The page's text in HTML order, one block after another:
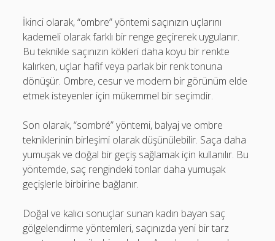
İkinci olarak, “ombre” yöntemi saçınızın uçlarını
kademeli olarak farklı bir renge geçirerek uygulanır.
Bu teknikle saçınızın kökleri daha koyu bir renkte
kalırken, uçlar hafif veya parlak bir renk tonuna
dönüşür. Ombre, cesur ve modern bir görünüm elde
etmek isteyenler için mükemmel bir seçimdir.
Son olarak, “sombré” yöntemi, balyaj ve ombre
tekniklerinin birleşimi olarak düşünülebilir. Saça daha
yumuşak ve doğal bir geçiş sağlamak için kullanılır. Bu
yöntemde, saç rengindeki tonlar daha yumuşak
geçişlerle birbirine bağlanır.
Doğal ve kalıcı sonuçlar sunan kadın bayan saç
gölgelendirme yöntemleri, saçınızda yeni bir tarz